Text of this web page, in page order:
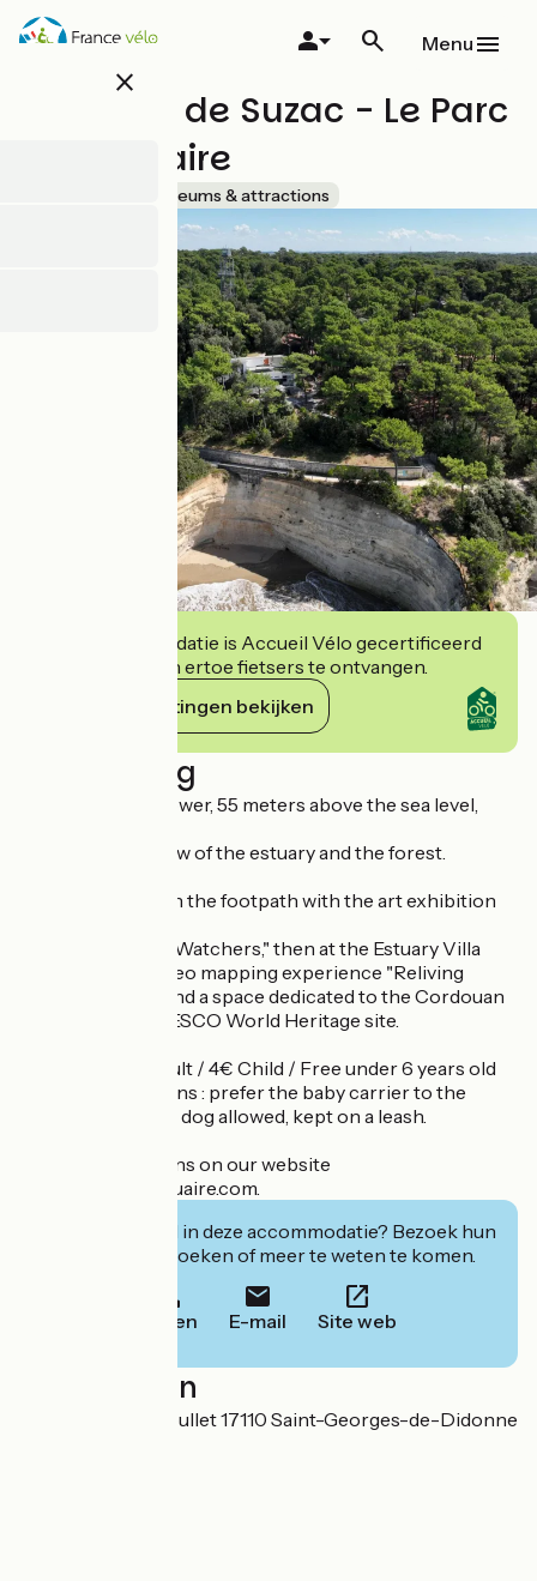
Overslaan
en
close
Menu
Domaine de Suzac - Le Parc
de l'Estuaire
Museums & attractions
Deze accommodatie is Accueil Vélo gecertificeerd
en verbindt zich ertoe fietsers te ontvangen.
Haar verplichtingen bekijken
Beschrijving
From the watchtower, 55 meters above the sea level,
an exceptional view of the estuary and the forest.
the exploration on the footpath with the art exhibition
game "The Moon Watchers," then at the Estuary Villa
with a singular video mapping experience "Reliving
extinct species" and a space dedicated to the Cordouan
Lighthouse, a UNESCO World Heritage site.
Around 1h, 5€ Adult / 4€ Child / Free under 6 years old
Practical conditions : prefer the baby carrier to the
stroller. (Friendly) dog allowed, kept on a leash.
All the informations on our website
www.leparcdelestuaire.com.
Geïnteresseerd in deze accommodatie? Bezoek hun
website om te boeken of meer te weten te komen.
Bellen E-mail Site web
Localisation
47 avenue Paul Roullet 17110 Saint-Georges-de-Didonne